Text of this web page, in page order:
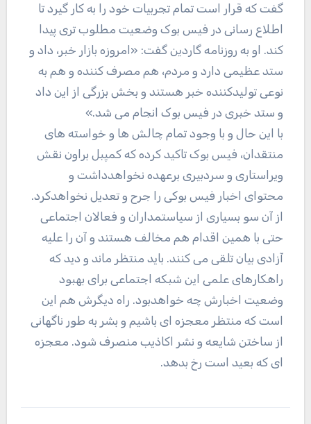
گفت که قرار است تمام تجربیات خود را به کار گیرد تا
اطلاع رسانی در فیس بوک وضعیت مطلوب تری پیدا
کند. او به روزنامه گاردین گفت: «امروزه بازار خبر، داد و
ستد عظیمی دارد و مردم، هم مصرف کننده و هم به
نوعی تولیدکننده خبر هستند و بخش بزرگی از این داد
و ستد خبری در فیس بوک انجام می شد.»
با این حال و با وجود تمام چالش ها و خواسته های
منتقدان، فیس بوک تاکید کرده که کمپبل براون نقش
ویراستاری و سردبیری برعهده نخواهدداشت و
محتوای اخبار فیس بوکی را جرح و تعدیل نخواهدکرد.
از آن سو بسیاری از سیاستمداران و فعالان اجتماعی
حتی با همین اقدام هم مخالف هستند و آن را علیه
آزادی بیان تلقی می کنند. باید منتظر ماند و دید که
راهکارهای علمی این شبکه اجتماعی برای بهبود
وضعیت اخبارش چه خواهدبود. راه دیگرش هم این
است که منتظر معجزه ای باشیم و بشر به طور ناگهانی
از ساختن شایعه و نشر اکاذیب منصرف شود. معجزه
ای که بعید است رخ بدهد.